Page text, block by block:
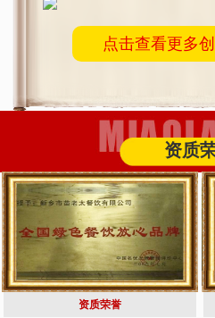
点击查看更多
资质
资质荣誉